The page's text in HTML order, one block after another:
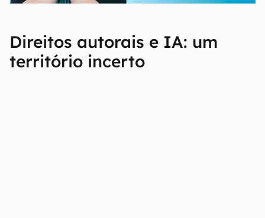
Direitos autorais e IA: um
território incerto